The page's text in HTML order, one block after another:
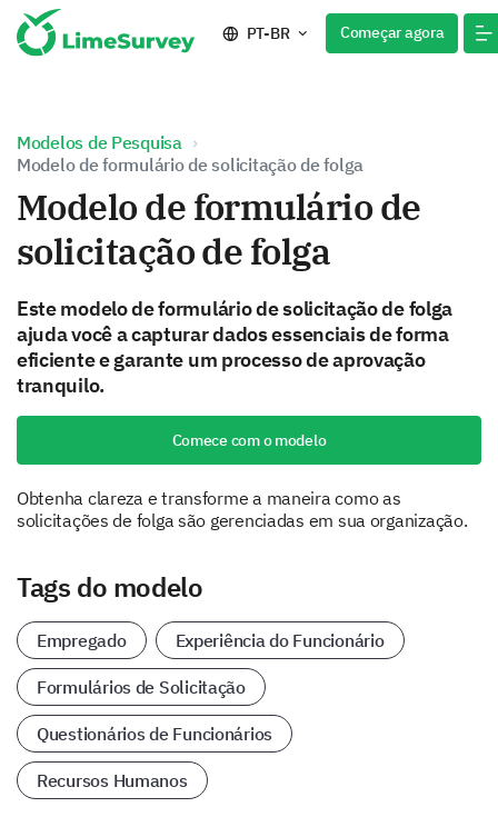
PT-BR Começar agora
Modelos de Pesquisa
Modelo de formulário de solicitação de folga
Modelo de formulário de
solicitação de folga
Este modelo de formulário de solicitação de folga
ajuda você a capturar dados essenciais de forma
eficiente e garante um processo de aprovação
tranquilo.
Comece com o modelo
Obtenha clareza e transforme a maneira como as
solicitações de folga são gerenciadas em sua organização.
Tags do modelo
Empregado Experiência do Funcionário
Formulários de Solicitação
Questionários de Funcionários
Recursos Humanos